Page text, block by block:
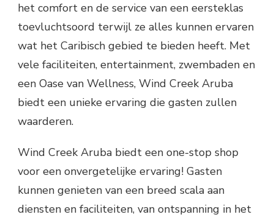
het comfort en de service van een eersteklas
toevluchtsoord terwijl ze alles kunnen ervaren
wat het Caribisch gebied te bieden heeft. Met
vele faciliteiten, entertainment, zwembaden en
een Oase van Wellness, Wind Creek Aruba
biedt een unieke ervaring die gasten zullen
waarderen.
Wind Creek Aruba biedt een one-stop shop
voor een onvergetelijke ervaring! Gasten
kunnen genieten van een breed scala aan
diensten en faciliteiten, van ontspanning in het